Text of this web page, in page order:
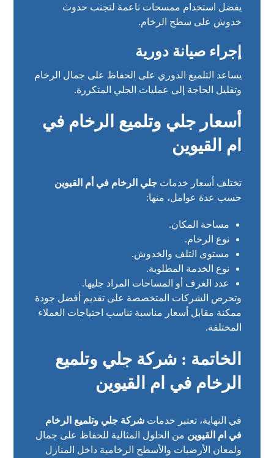
يفضل استخدام ممسحات ناعمة لتجنب حدوث
خدوش على سطح الرخام.
إجراء صيانة دورية
يساعد التلميع الدوري على الحفاظ على جمال الرخام
وتقليل الحاجة إلى عمليات الجلي المتكررة.
أسعار جلي وتلميع الرخام في
ام القيوين
تختلف أسعار خدماتجلي الرخام في أم القيوين
حسب عدة عوامل، منها:
مساحة المكان.
نوع الرخام.
مستوى التلف والخدوش.
نوع الخدمة المطلوبة.
عدد الغرف أو المساحات المراد جليها.
وتحرص الشركات المتخصصة على تقديم أفضل جودة
ممكنة مقابل أسعار مناسبة تناسب احتياجات العملاء
المختلفة.
الخاتمة : شركة جلي وتلميع
الرخام في ام القيوين
في النهاية، تعتبر خدماتشركة جلي وتلميع الرخام
في ام القيوين من الحلول المثالية للحفاظ على جمال
ولمعان الأرضيات والأسطح الرخامية داخل المنازل